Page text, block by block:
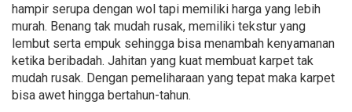
hampir serupa dengan wol tapi memiliki harga yang lebih
murah. Benang tak mudah rusak, memiliki tekstur yang
lembut serta empuk sehingga bisa menambah kenyamanan
ketika beribadah. Jahitan yang kuat membuat karpet tak
mudah rusak. Dengan pemeliharaan yang tepat maka karpet
bisa awet hingga bertahun-tahun.